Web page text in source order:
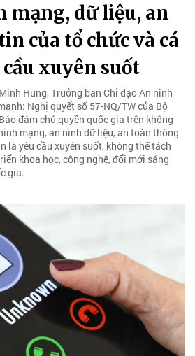
mạng, dữ liệu, an
của tổ chức và cá
xuyên suốt
Hưng, Trưởng ban Chỉ đạo An ninh
Nghị quyết số 57-NQ/TW của Bộ
đảm chủ quyền quốc gia trên không
mạng, an ninh dữ liệu, an toàn thông
là yêu cầu xuyên suốt, không thể tách
khoa học, công nghệ, đổi mới sáng
gia.